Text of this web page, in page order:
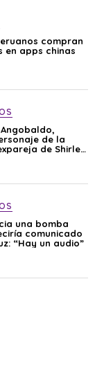
compran
en apps chinas
de la
de Shirley
una bomba
comunicado
“Hay un audio”